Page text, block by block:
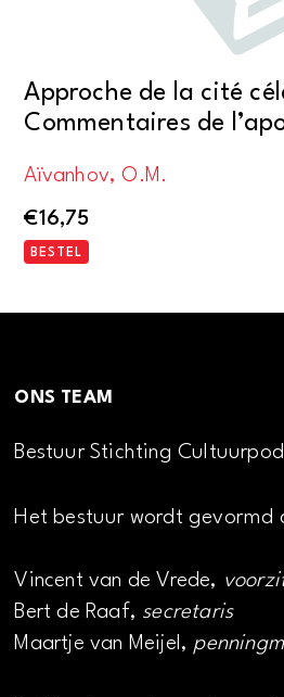
Approche de la cité
Commentaires de
Aïvanhov, O.M.
€16,75
BESTEL
ONS TEAM
Bestuur Stichting
Het bestuur wordt gevormd
Vincent van de Vrede,
Bert de Raaf, secretaris
Maartje van Meijel,